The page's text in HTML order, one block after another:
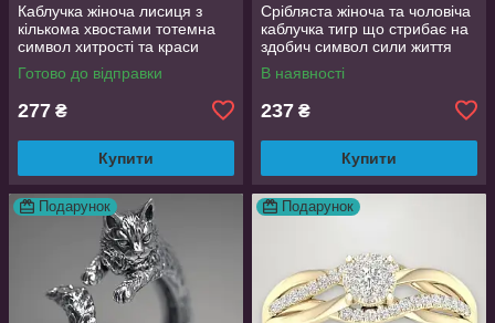
Каблучка жіноча лисиця з
кількома хвостами тотемна
символ хитрості та краси
регульований розмір
AurumLux106
Готово до відправки
277 ₴
Купити
Срібляста жіноча та чоловіча
каблучка тигр що стрибає на
здобич символ сили життя
регульована TigerPower416
В наявності
237 ₴
Купити
Подарунок Подарунок